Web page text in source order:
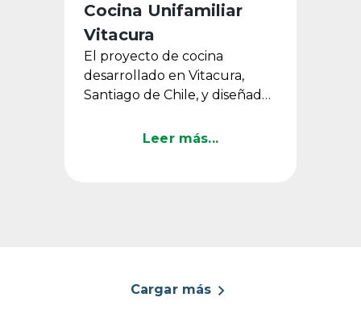
Cocina Unifamiliar
Vitacura
El proyecto de cocina
desarrollado en Vitacura,
Santiago de Chile, y diseñado
propuesta equilibrada y ...
Leer más...
Cargar más